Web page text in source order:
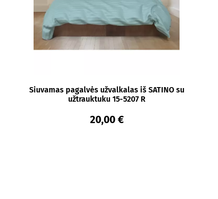
Siuvamas pagalvės užvalkalas iš SATINO su
užtrauktuku 15-5207 R
20,00 €